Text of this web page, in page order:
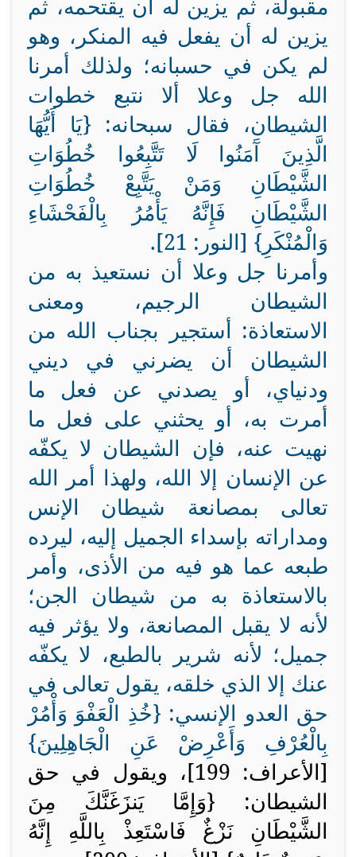
مقبولة، ثم يزين له أن يقتحمه، ثم
يزين له أن يفعل فيه المنكر، وهو
لم يكن في حسبانه؛ ولذلك أمرنا
الله جل وعلا ألا نتبع خطوات
الشيطان، فقال سبحانه: {يَا أَيُّهَا
الَّذِينَ آَمَنُوا لَا تَتَّبِعُوا خُطُوَاتِ
الشَّيْطَانِ وَمَنْ يَتَّبِعْ خُطُوَاتِ
الشَّيْطَانِ فَإِنَّهُ يَأْمُرُ بِالْفَحْشَاءِ
وَالْمُنْكَرِ} [النور: 21].
وأمرنا جل وعلا أن نستعيذ به من
الشيطان الرجيم، ومعنى
الاستعاذة: أستجير بجناب الله من
الشيطان أن يضرني في ديني
ودنياي، أو يصدني عن فعل ما
أمرت به، أو يحثني على فعل ما
نهيت عنه، فإن الشيطان لا يكفّه
عن الإنسان إلا الله، ولهذا أمر الله
تعالى بمصانعة شيطان الإنس
ومداراته بإسداء الجميل إليه، ليرده
طبعه عما هو فيه من الأذى، وأمر
بالاستعاذة به من شيطان الجن؛
لأنه لا يقبل المصانعة، ولا يؤثر فيه
جميل؛ لأنه شرير بالطبع، لا يكفّه
عنك إلا الذي خلقه، يقول تعالى في
حق العدو الإنسي: {خُذِ الْعَفْوَ وَأْمُرْ
بِالْعُرْفِ وَأَعْرِضْ عَنِ الْجَاهِلِينَ}
[الأعراف: 199]، ويقول في حق
الشيطان: {وَإِمَّا يَنزَغَنَّكَ مِنَ
الشَّيْطَانِ نَزْغٌ فَاسْتَعِذْ بِاللَّهِ إِنَّهُ